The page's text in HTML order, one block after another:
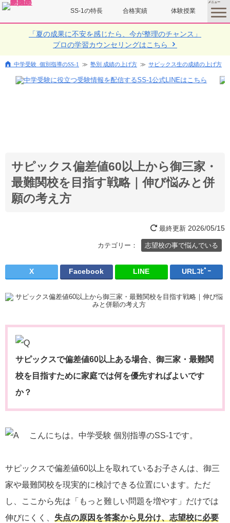
体験授業
合格実績
SS-1の特長
toggle
menu
「夏の成果に不安を感じたら、今が整理のチャンス」
プロの学習カウンセリングはこちら
中学受験 個別指導のSS-1 塾別 成績の上げ方 サピックス生の成績の上げ方
サピックス偏差値60以上から御三家・
最難関校を目指す戦略｜伸び悩みと併
願の考え方
最終更新 2026/05/15
カテゴリー： 志望校の事で悩んでいる
X Facebook LINE URLｺﾋﾟｰ
サピックスで偏差値60以上ある場合、御三家・最難関
校を目指すために家庭では何を優先すればよいです
か？
こんにちは。中学受験 個別指導のSS-1です。
サピックスで偏差値60以上を取れているお子さんは、御三
家や最難関校を現実的に検討できる位置にいます。ただ
し、ここから先は「もっと難しい問題を増やす」だけでは
伸びにくく、 失点の原因を答案から見分け、志望校に必要